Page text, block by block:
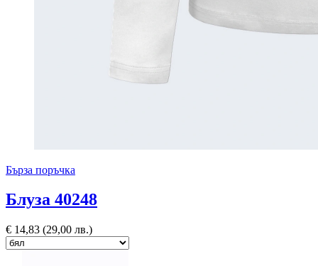
Бърза поръчка
Блуза 40248
€ 14,83 (29,00 лв.)